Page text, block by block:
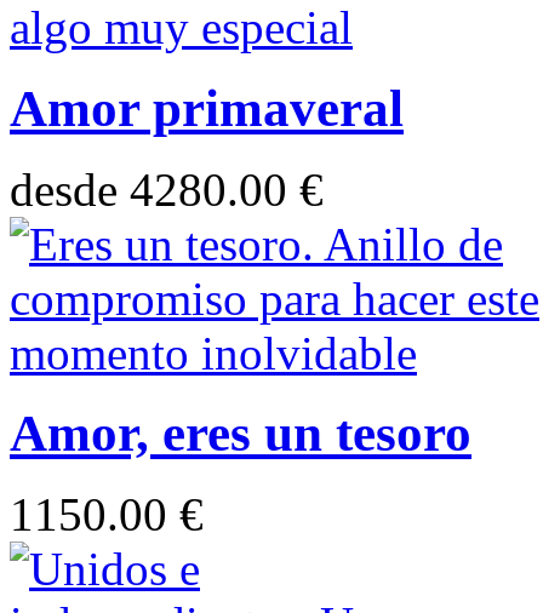
Amor primaveral
desde 4280.00 €
Amor, eres un tesoro
1150.00 €